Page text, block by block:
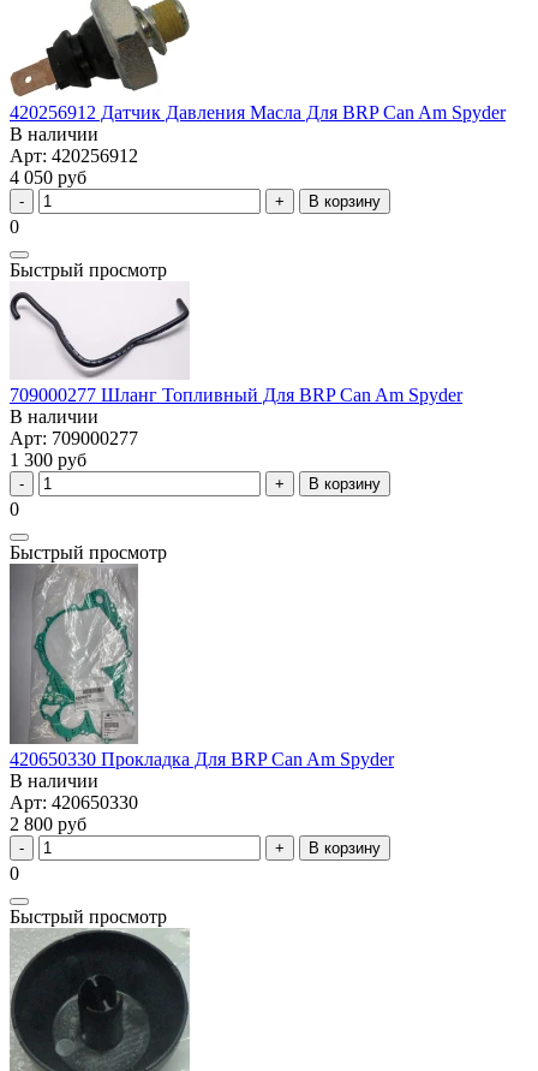
420256912 Датчик Давления Масла Для BRP Can Am Spyder
В наличии
Арт: 420256912
4 050 руб
В корзину
0
Быстрый просмотр
709000277 Шланг Топливный Для BRP Can Am Spyder
В наличии
Арт: 709000277
1 300 руб
В корзину
0
Быстрый просмотр
420650330 Прокладка Для BRP Can Am Spyder
В наличии
Арт: 420650330
2 800 руб
В корзину
0
Быстрый просмотр